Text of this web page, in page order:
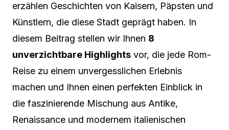
erzählen Geschichten von Kaisern, Päpsten und
Künstlern, die diese Stadt geprägt haben. In
diesem Beitrag stellen wir Ihnen 8
unverzichtbare Highlights vor, die jede Rom-
Reise zu einem unvergesslichen Erlebnis
machen und Ihnen einen perfekten Einblick in
die faszinierende Mischung aus Antike,
Renaissance und modernem italienischen